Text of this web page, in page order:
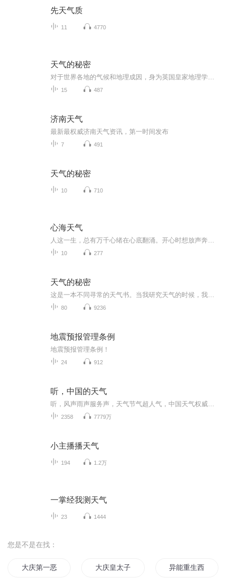
先天气质
11 4770
天气的秘密
15 487
济南天气
最新最权威济南天气资讯，第一时间发布
7 491
天气的秘密
10 710
心海天气
10 277
天气的秘密
80 9236
地震预报管理条例
地震预报管理条例！
24 912
听，中国的天气
2358 7779万
小主播播天气
194 1.2万
一掌经我测天气
23 1444
您是不是在找：
大庆第一恶 大庆皇太子 异能重生西门庆